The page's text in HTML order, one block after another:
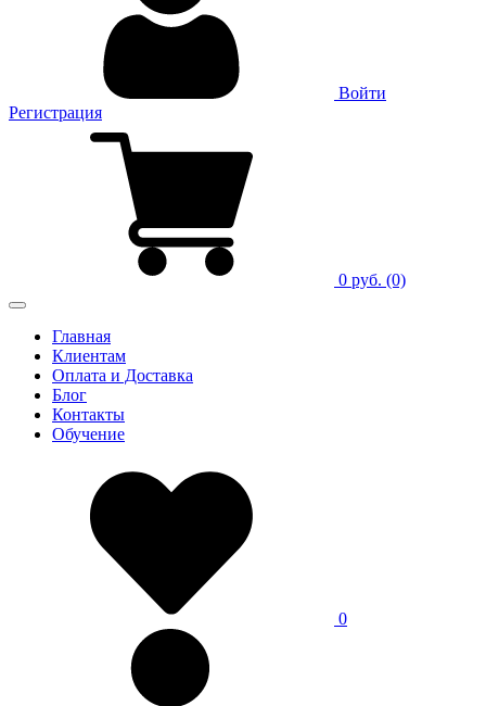
Войти
Регистрация
0 руб. (0)
Главная
Клиентам
Оплата и Доставка
Блог
Контакты
Обучение
0